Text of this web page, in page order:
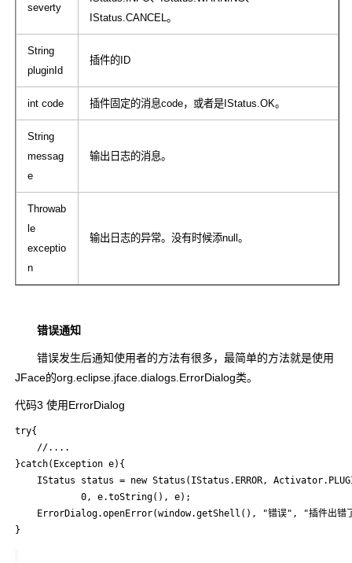
severty
IStatus.CANCEL。
String
pluginId
插件的ID
int code 插件固定的消息code，或者是IStatus.OK。
String
messag
e
输出日志的消息。
Throwab
le
exceptio
n
输出日志的异常。没有时候添null。
错误通知
错误发生后通知使用者的方法有很多，最简单的方法就是使用
JFace的org.eclipse.jface.dialogs.ErrorDialog类。
代码3 使用ErrorDialog
try{
    //....
}catch(Exception e){
IStatus status = new Status(IStatus.ERROR,
ErrorDialog.openError(window.getShell(), "错误", "插件出错